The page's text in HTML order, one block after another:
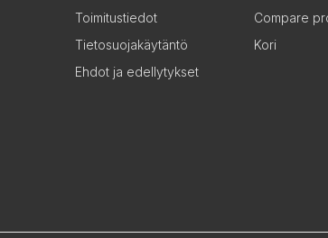
Toimitustiedot
Tietosuojakäytäntö
Ehdot ja edellytykset
Compare
Kori